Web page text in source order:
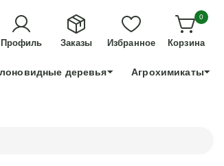
КТО УСПЕЕТ!
+7 991 898 83 30
Профиль Заказы Избранное
0
Корзина
деревья Агрохимикаты